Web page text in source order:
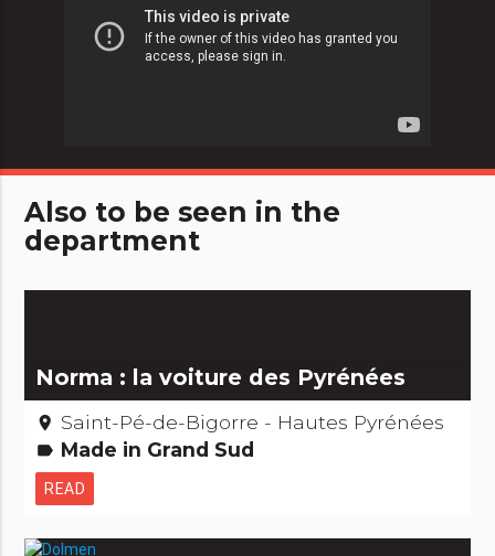
Also to be seen in the
department
Norma : la voiture des Pyrénées
place Saint-Pé-de-Bigorre - Hautes Pyrénées
label Made in Grand Sud
READ